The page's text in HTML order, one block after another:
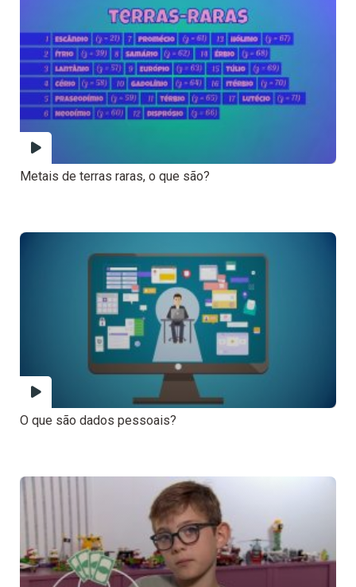
Metais de terras raras, o que são?
O que são dados pessoais?